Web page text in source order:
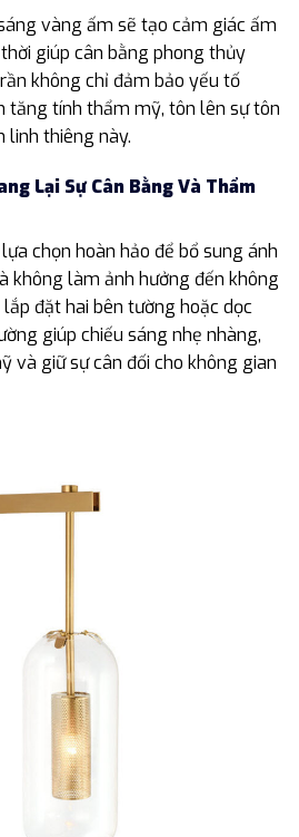
vàng ấm sẽ tạo cảm giác ấm
giúp cân bằng phong thủy
không chỉ đảm bảo yếu tố
tăng tính thẩm mỹ, tôn lên sự tôn
linh thiêng này.
Lại Sự Cân Bằng Và Thẩm
chọn hoàn hảo để bổ sung ánh
không làm ảnh hưởng đến không
đặt hai bên tường hoặc dọc
giúp chiếu sáng nhẹ nhàng,
và giữ sự cân đối cho không gian